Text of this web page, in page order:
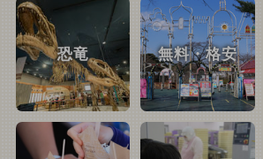
恐竜 無料・格安